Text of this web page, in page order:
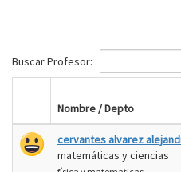
Buscar Profesor:
Nombre / Depto
cervantes alvarez
matemáticas y ciencias